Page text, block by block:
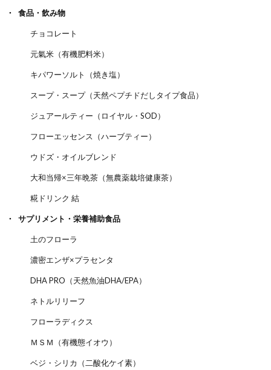
食品・飲み物
チョコレート
元氣米（有機肥料米）
キパワーソルト（焼き塩）
スープ・スープ（天然ペプチドだしタイプ食品）
ジュアールティー（ロイヤル・SOD）
フローエッセンス（ハーブティー）
ウドズ・オイルブレンド
大和当帰×三年晩茶（無農薬栽培健康茶）
糀ドリンク 結
サプリメント・栄養補助食品
土のフローラ
濃密エンザ×プラセンタ
DHA PRO（天然魚油DHA/EPA）
ネトルリリーフ
フローラディクス
ＭＳＭ（有機態イオウ）
ベジ・シリカ（二酸化ケイ素）